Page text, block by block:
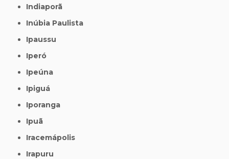
Indiaporã
Inúbia Paulista
Ipaussu
Iperó
Ipeúna
Ipiguá
Iporanga
Ipuã
Iracemápolis
Irapuru